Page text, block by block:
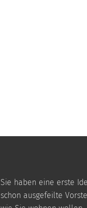
Sie haben eine erste
schon ausgefeilte